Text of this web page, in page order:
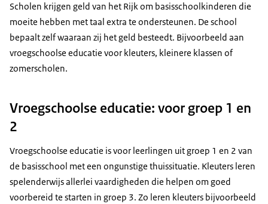
Scholen krijgen geld van het Rijk om basisschoolkinderen die
moeite hebben met taal extra te ondersteunen. De school
bepaalt zelf waaraan zij het geld besteedt. Bijvoorbeeld aan
vroegschoolse educatie voor kleuters, kleinere klassen of
zomerscholen.
Vroegschoolse educatie: voor groep 1 en
2
Vroegschoolse educatie is voor leerlingen uit groep 1 en 2 van
de basisschool met een ongunstige thuissituatie. Kleuters leren
spelenderwijs allerlei vaardigheden die helpen om goed
voorbereid te starten in groep 3. Zo leren kleuters bijvoorbeeld